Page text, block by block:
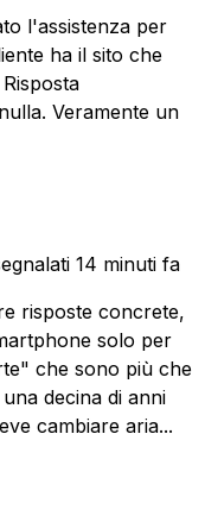
l'assistenza per
ha il sito che
Veramente un
14 minuti fa
risposte concrete,
solo per
che sono più che
decina di anni
cambiare aria...